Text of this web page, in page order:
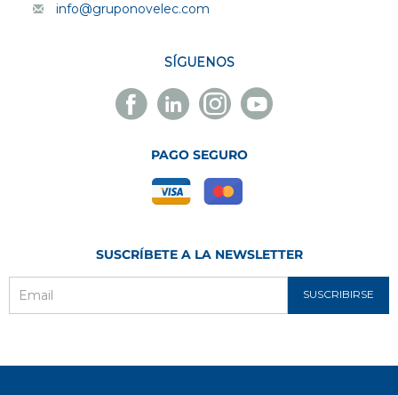
info@gruponovelec.com
SÍGUENOS
Facebook
Novelec
Linkedin
Novelec
Instagram
Novelec
Youtube
Novelec
PAGO SEGURO
SUSCRÍBETE A LA NEWSLETTER
SUSCRIBIRSE